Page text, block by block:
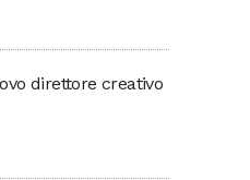
direttore creativo